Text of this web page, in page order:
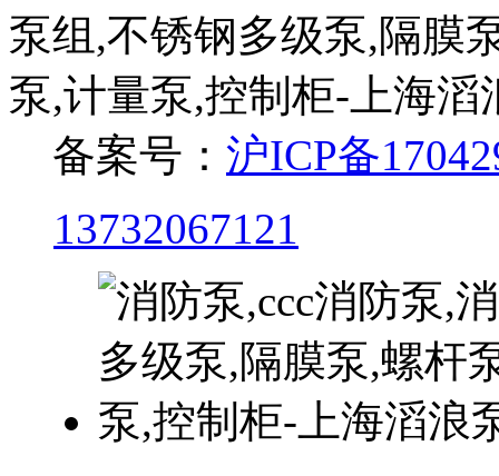
泵组,不锈钢多级泵,隔膜
泵,计量泵,控制柜-上海
备案号： 沪ICP备
13732067121